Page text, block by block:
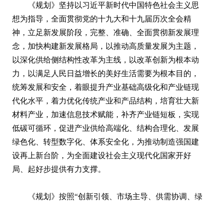
《规划》坚持以习近平新时代中国特色社会主义思
想为指导，全面贯彻党的十九大和十九届历次全会精
神，立足新发展阶段，完整、准确、全面贯彻新发展理
念，加快构建新发展格局，以推动高质量发展为主题，
以深化供给侧结构性改革为主线，以改革创新为根本动
力，以满足人民日益增长的美好生活需要为根本目的，
统筹发展和安全，着眼提升产业基础高级化和产业链现
代化水平，着力优化传统产业和产品结构，培育壮大新
材料产业，加速信息技术赋能，补齐产业链短板，实现
低碳可循环，促进产业供给高端化、结构合理化、发展
绿色化、转型数字化、体系安全化，为推动制造强国建
设再上新台阶，为全面建设社会主义现代化国家开好
局、起好步提供有力支撑。
《规划》按照“创新引领、市场主导、供需协调、绿